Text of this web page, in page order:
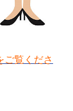
ご覧くださ